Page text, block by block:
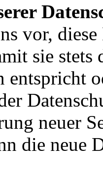
vor,
sie
entspricht
neuer
die neue